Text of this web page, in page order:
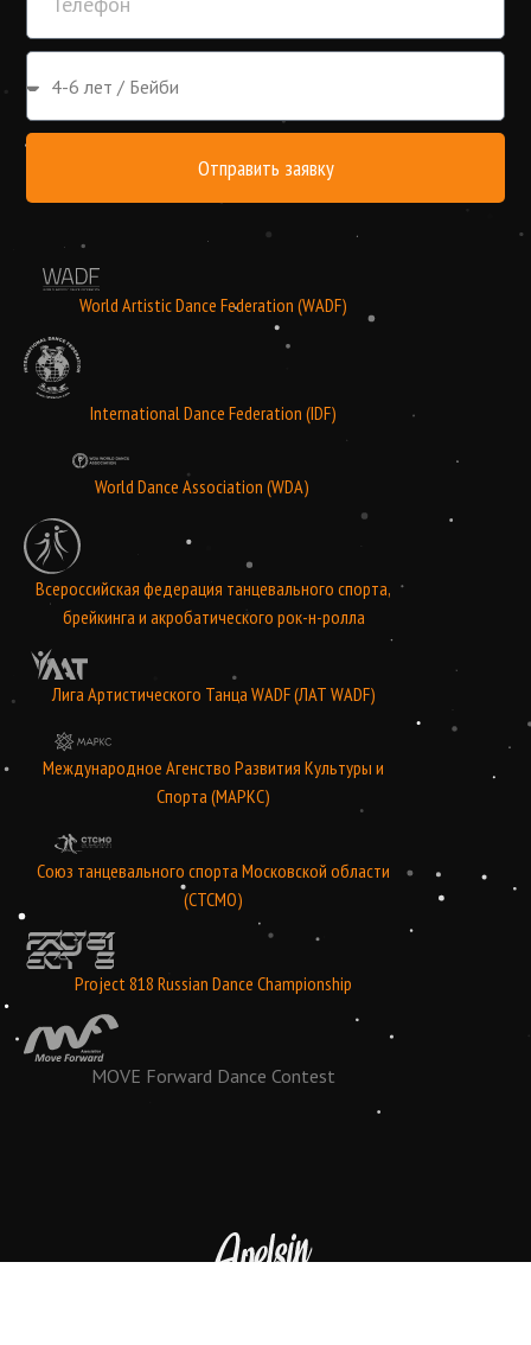
Отправить заявку
World Artistic Dance Federation (WADF)
International Dance Federation (IDF)
World Dance Association (WDA)
Всероссийская федерация танцевального спорта,
брейкинга и акробатического рок-н-ролла
Лига Артистического Танца WADF (ЛАТ WADF)
Международное Агенство Развития Культуры и
Спорта (МАРКС)
Союз танцевального спорта Московской области
(СТСМО)
Project 818 Russian Dance Championship
MOVE Forward Dance Contest